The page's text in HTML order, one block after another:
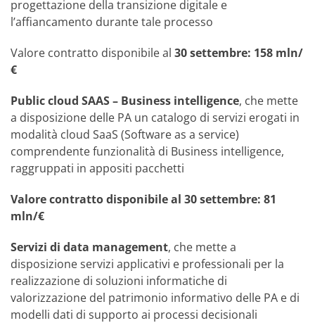
progettazione della transizione digitale e
l’affiancamento durante tale processo
Valore contratto disponibile al 30 settembre: 158 mln/
€
Public cloud SAAS – Business intelligence, che mette
a disposizione delle PA un catalogo di servizi erogati in
modalità cloud SaaS (Software as a service)
comprendente funzionalità di Business intelligence,
raggruppati in appositi pacchetti
Valore contratto disponibile al 30 settembre: 81
mln/€
Servizi di data management, che mette a
disposizione servizi applicativi e professionali per la
realizzazione di soluzioni informatiche di
valorizzazione del patrimonio informativo delle PA e di
modelli dati di supporto ai processi decisionali